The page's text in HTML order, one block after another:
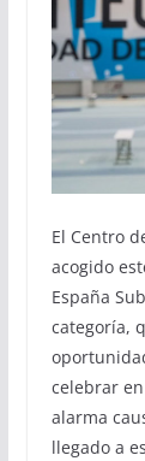
El Centro
acogido
España
categoría,
celebrar
alarma
llegado a